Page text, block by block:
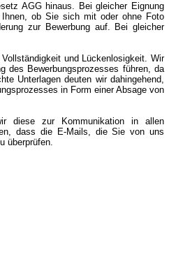
AGG hinaus. Bei gleicher Eignung
ob Sie sich mit oder ohne Foto
zur Bewerbung auf. Bei gleicher
und Lückenlosigkeit. Wir
des Bewerbungsprozesses führen, da
Unterlagen deuten wir dahingehend,
in Form einer Absage von
diese zur Kommunikation in allen
dass die E-Mails, die Sie von uns
überprüfen.